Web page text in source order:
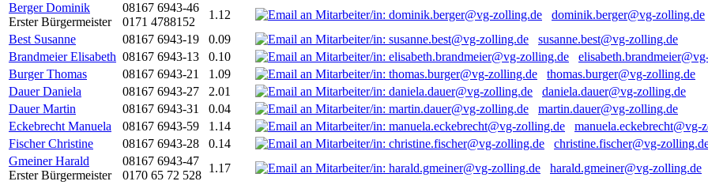
Berger Dominik
Erster Bürgermeister
08167 6943-46
0171 4788152
1.12
dominik.berger@vg-zolling.de
Best Susanne
08167 6943-19 0.09
susanne.best@vg-zolling.de
Brandmeier Elisabeth 08167 6943-13 0.10
Burger Thomas
08167 6943-21 1.09
thomas.burger@vg-zolling.de
Dauer Daniela
08167 6943-27 2.01
daniela.dauer@vg-zolling.de
Dauer Martin
08167 6943-31 0.04
martin.dauer@vg-zolling.de
Eckebrecht Manuela
08167 6943-59 1.14
manuela.eckebrecht@vg-
Fischer Christine
08167 6943-28 0.14
christine.fischer@vg-
Gmeiner Harald
Erster Bürgermeister
08167 6943-47
0170 65 72 528
1.17
harald.gmeiner@vg-zolling.de